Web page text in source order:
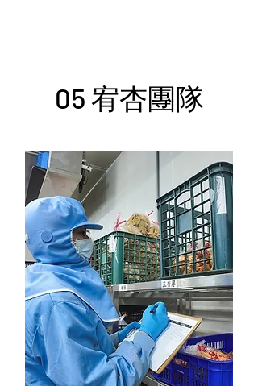
05 宥杏團隊